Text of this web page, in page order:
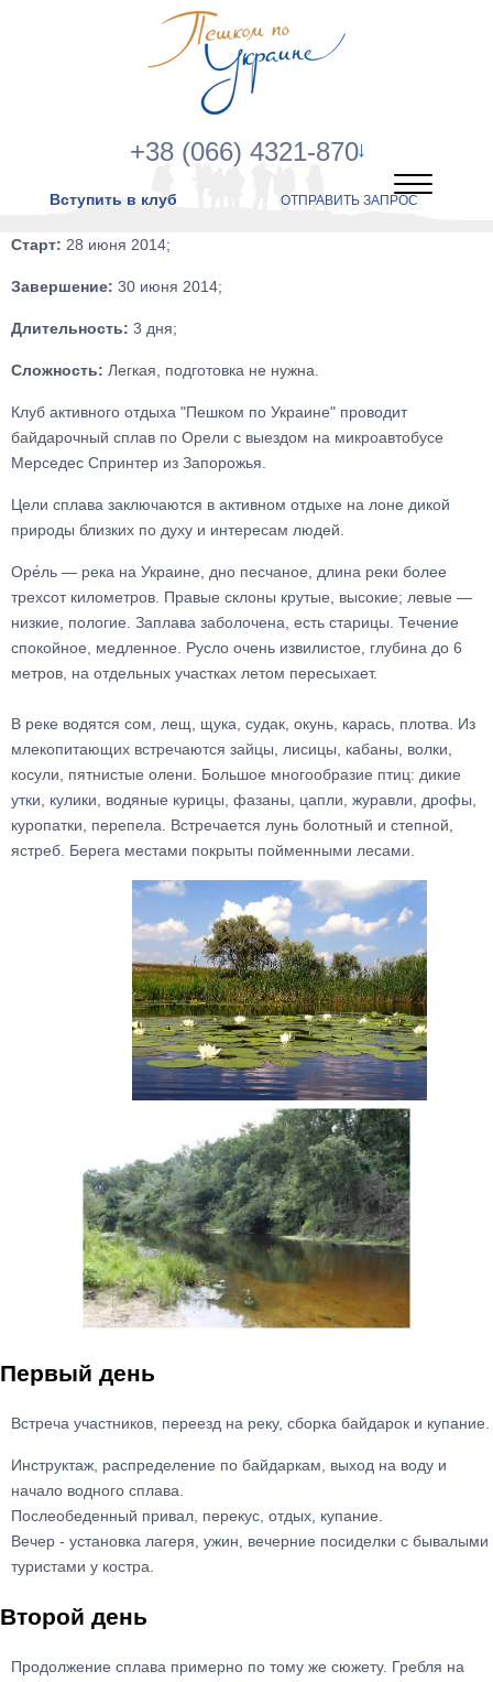
+38 (066) 4321-870
Вступить в клуб ОТПРАВИТЬ ЗАПРОС
Старт: 28 июня 2014;
Завершение: 30 июня 2014;
Длительность: 3 дня;
Сложность: Легкая, подготовка не нужна.
Клуб активного отдыха "Пешком по Украине" проводит
байдарочный сплав по Орели с выездом на микроавтобусе
Мерседес Спринтер из Запорожья.
Цели сплава заключаются в активном отдыхе на лоне дикой
природы близких по духу и интересам людей.
Оре́ль — река на Украине, дно песчаное, длина реки более
трехсот километров. Правые склоны крутые, высокие; левые —
низкие, пологие. Заплава заболочена, есть старицы. Течение
спокойное, медленное. Русло очень извилистое, глубина до 6
метров, на отдельных участках летом пересыхает.
В реке водятся сом, лещ, щука, судак, окунь, карась, плотва. Из
млекопитающих встречаются зайцы, лисицы, кабаны, волки,
косули, пятнистые олени. Большое многообразие птиц: дикие
утки, кулики, водяные курицы, фазаны, цапли, журавли, дрофы,
куропатки, перепела. Встречается лунь болотный и степной,
ястреб. Берега местами покрыты пойменными лесами.
Первый день
Встреча участников, переезд на реку, сборка байдарок и купание.
Инструктаж, распределение по байдаркам, выход на воду и
начало водного сплава.
Послеобеденный привал, перекус, отдых, купание.
Вечер - установка лагеря, ужин, вечерние посиделки с бывалыми
туристами у костра.
Второй день
Продолжение сплава примерно по тому же сюжету. Гребля на